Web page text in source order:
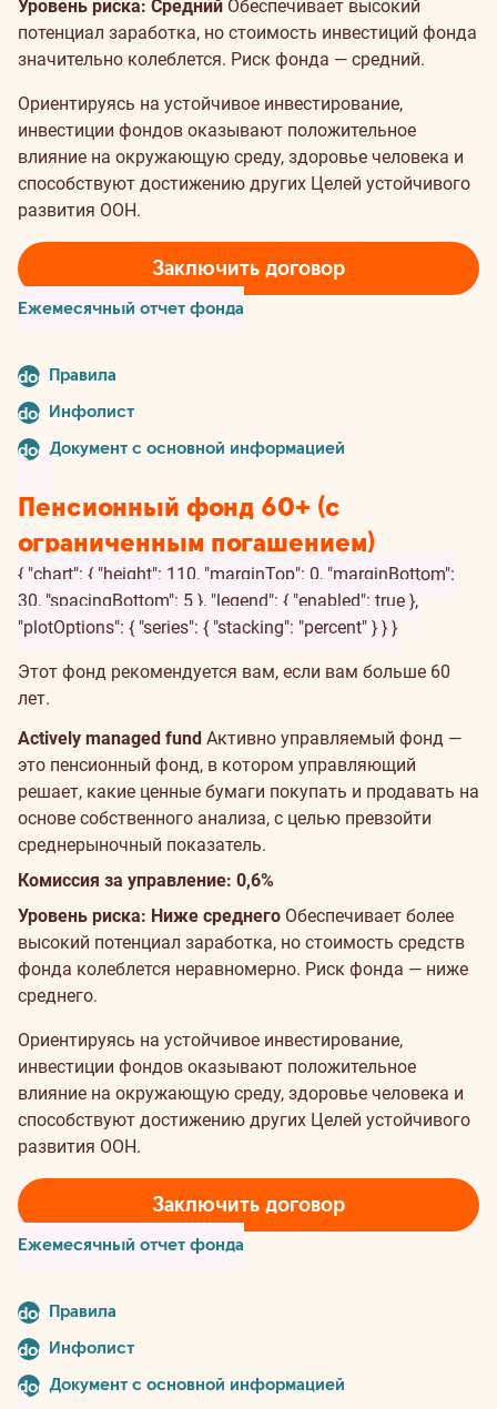
Уровень риска: Средний Обеспечивает высокий
потенциал заработка, но стоимость инвестиций фонда
значительно колеблется. Риск фонда — средний.
Ориентируясь на устойчивое инвестирование,
инвестиции фондов оказывают положительное
влияние на окружающую среду, здоровье человека и
способствуют достижению других Целей устойчивого
развития ООН.
Заключить договор
Ежемесячный отчет фонда
document
Правила
document
Инфолист
document
Документ с основной информацией
Пенсионный фонд 60+ (с
ограниченным погашением)
{ "chart": { "height": 110, "marginTop": 0, "marginBottom":
30, "spacingBottom": 5 }, "legend": { "enabled": true },
"plotOptions": { "series": { "stacking": "percent" } } }
Этот фонд рекомендуется вам, если вам больше 60
лет.
Actively managed fund Активно управляемый фонд —
это пенсионный фонд, в котором управляющий
решает, какие ценные бумаги покупать и продавать на
основе собственного анализа, с целью превзойти
среднерыночный показатель.
Комиссия за управление: 0,6%
Уровень риска: Ниже среднего Обеспечивает более
высокий потенциал заработка, но стоимость средств
фонда колеблется неравномерно. Риск фонда — ниже
среднего.
Ориентируясь на устойчивое инвестирование,
инвестиции фондов оказывают положительное
влияние на окружающую среду, здоровье человека и
способствуют достижению других Целей устойчивого
развития ООН.
Заключить договор
Ежемесячный отчет фонда
document
Правила
document
Инфолист
document
Документ с основной информацией